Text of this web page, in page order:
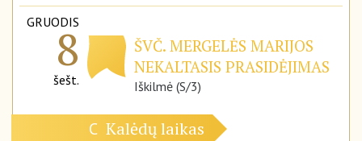
GRUODIS
8
šešt.
ŠVČ. MERGELĖS MARIJOS
NEKALTASIS PRASIDĖJIMAS
Iškilmė (S/3)
C Kalėdų laikas